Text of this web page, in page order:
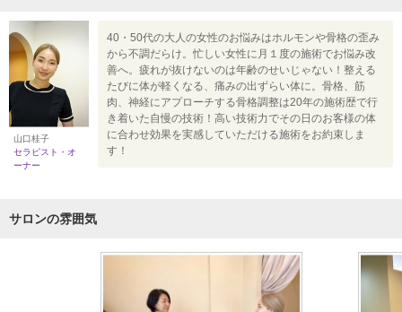
山口桂子
セラピスト・オ
ーナー
40・50代の大人の女性のお悩みはホルモンや骨格の歪み
から不調だらけ。忙しい女性に月１度の施術でお悩み改
善へ。疲れが抜けないのは年齢のせいじゃない！整える
たびに体が軽くなる、痛みの出ずらい体に。骨格、筋
肉、神経にアプローチする骨格調整は20年の施術歴で行
き着いた自慢の技術！高い技術力でその日のお客様の体
に合わせ効果を実感していただける施術をお約束しま
す！
サロンの雰囲気